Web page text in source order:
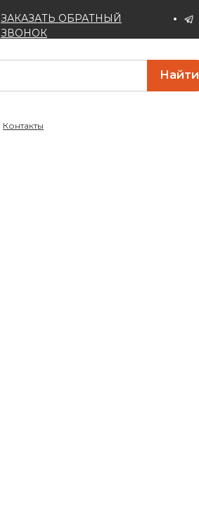
ЗАКАЗАТЬ ОБРАТНЫЙ
ЗВОНОК
Найти
Контакты